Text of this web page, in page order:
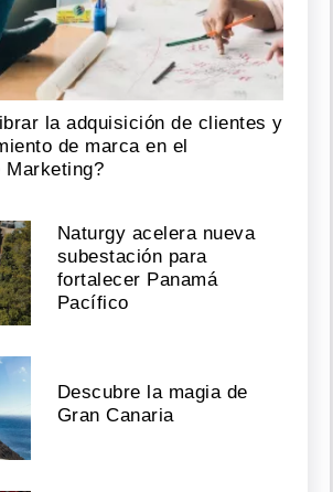
la adquisición de clientes y
de marca en el
Marketing?
Naturgy acelera nueva
subestación para
fortalecer Panamá
Pacífico
Descubre la magia de
Gran Canaria